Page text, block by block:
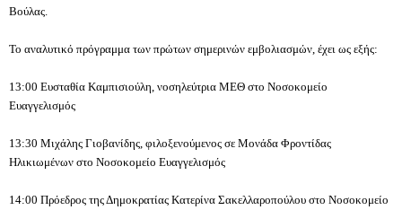
Βούλας.
Το αναλυτικό πρόγραμμα των πρώτων σημερινών εμβολιασμών, έχει ως εξής:
13:00 Ευσταθία Καμπισιούλη, νοσηλεύτρια ΜΕΘ στο Νοσοκομείο
Ευαγγελισμός
13:30 Μιχάλης Γιοβανίδης, φιλοξενούμενος σε Μονάδα Φροντίδας
Ηλικιωμένων στο Νοσοκομείο Ευαγγελισμός
14:00 Πρόεδρος της Δημοκρατίας Κατερίνα Σακελλαροπούλου στο Νοσοκομείο